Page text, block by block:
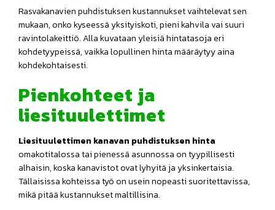
Rasvakanavien puhdistuksen kustannukset vaihtelevat sen
mukaan, onko kyseessä yksityiskoti, pieni kahvila vai suuri
ravintolakeittiö. Alla kuvataan yleisiä hintatasoja eri
kohdetyypeissä, vaikka lopullinen hinta määräytyy aina
kohdekohtaisesti.
Pienkohteet ja
liesituulettimet
Liesituulettimen kanavan puhdistuksen hinta
omakotitalossa tai pienessä asunnossa on tyypillisesti
alhaisin, koska kanavistot ovat lyhyitä ja yksinkertaisia.
Tällaisissa kohteissa työ on usein nopeasti suoritettavissa,
mikä pitää kustannukset maltillisina.